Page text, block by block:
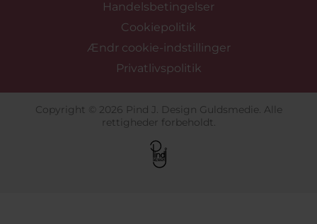
Handelsbetingelser
Cookiepolitik
Ændr cookie-indstillinger
Privatlivspolitik
Copyright © 2026 Pind J. Design Guldsmedie. Alle
rettigheder forbeholdt.